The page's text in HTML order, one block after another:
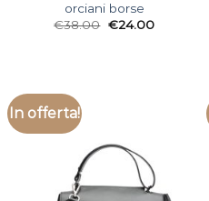
orciani borse
€38.00 €24.00
In offerta!